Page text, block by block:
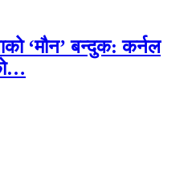
‘मौन’ बन्दुक: कर्नल